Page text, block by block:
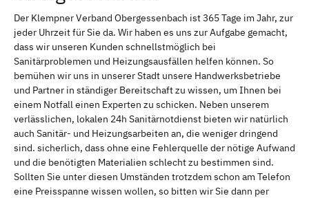
Der Klempner Verband Obergessenbach ist 365 Tage im Jahr, zur
jeder Uhrzeit für Sie da. Wir haben es uns zur Aufgabe gemacht,
dass wir unseren Kunden schnellstmöglich bei
Sanitärproblemen und Heizungsausfällen helfen können. So
bemühen wir uns in unserer Stadt unsere Handwerksbetriebe
und Partner in ständiger Bereitschaft zu wissen, um Ihnen bei
einem Notfall einen Experten zu schicken. Neben unserem
verlässlichen, lokalen 24h Sanitärnotdienst bieten wir natürlich
auch Sanitär- und Heizungsarbeiten an, die weniger dringend
sind. sicherlich, dass ohne eine Fehlerquelle der nötige Aufwand
und die benötigten Materialien schlecht zu bestimmen sind.
Sollten Sie unter diesen Umständen trotzdem schon am Telefon
eine Preisspanne wissen wollen, so bitten wir Sie dann per